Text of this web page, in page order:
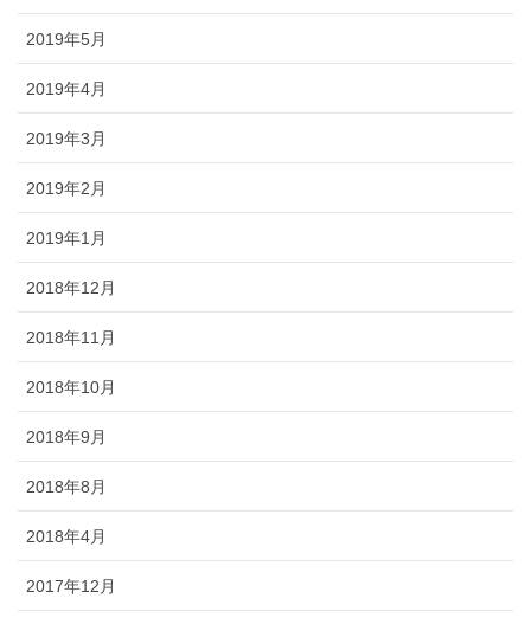
2019年5月
2019年4月
2019年3月
2019年2月
2019年1月
2018年12月
2018年11月
2018年10月
2018年9月
2018年8月
2018年4月
2017年12月